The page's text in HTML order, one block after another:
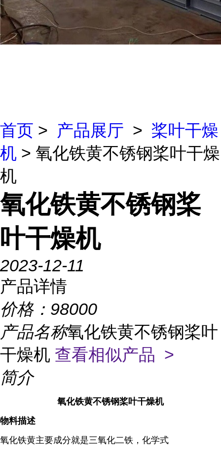
首页 > 产品展厅 > 桨叶干燥
机 > 氧化铁黄不锈钢桨叶干燥
机
氧化铁黄不锈钢桨
叶干燥机
2023-12-11
产品详情
价格： 98000
产品名称氧化铁黄不锈钢桨叶
干燥机 查看相似产品 >
简介
氧化铁黄不锈钢桨叶干燥机
物料描述
氧化铁黄主要成分就是三氧化二铁，化学式